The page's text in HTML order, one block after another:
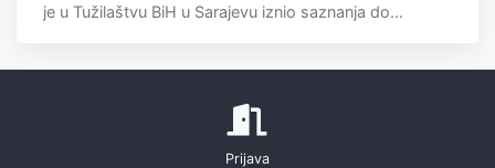
je u Tužilaštvu BiH u Sarajevu iznio saznanja do...
Prijava